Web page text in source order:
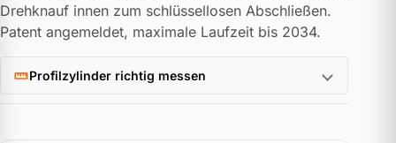
Drehknauf innen zum schlüssellosen Abschließen.
Patent angemeldet, maximale Laufzeit bis 2034.
Profilzylinder richtig messen